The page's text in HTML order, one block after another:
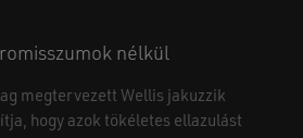
nélkül
megtervezett Wellis jakuzzik
hogy azok tökéletes ellazulást